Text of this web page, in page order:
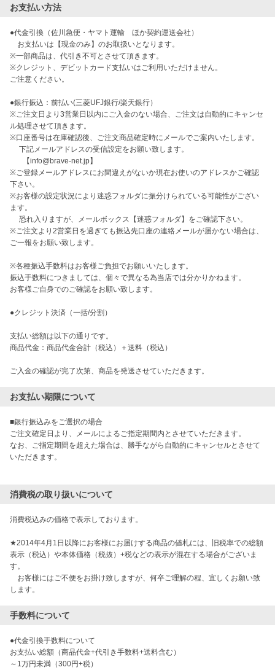
お支払い方法
●代金引換（佐川急便・ヤマト運輸　ほか契約運送会社）
お支払いは【現金のみ】のお取扱いとなります。
※一部商品は、代引き不可とさせて頂きます。
※クレジット、デビットカード支払いはご利用いただけません。
ご注意ください。
●銀行振込：前払い(三菱UFJ銀行/楽天銀行）
※ご注文日より3営業日以内にご入金のない場合、ご注文は自動的にキャンセ
ル処理させて頂きます。
※口座番号は在庫確認後、ご注文商品確定時にメールでご案内いたします。
下記メールアドレスの受信設定をお願い致します。
※ご登録メールアドレスにお間違えがないか現在お使いのアドレスかご確認
下さい。
※お客様の設定状況により迷惑フォルダに振分けられている可能性がござい
ます。
恐れ入りますが、メールボックス【迷惑フォルダ】をご確認下さい。
※ご注文より2営業日を過ぎても振込先口座の連絡メールが届かない場合は、
ご一報をお願い致します。
※各種振込手数料はお客様ご負担でお願いいたします。
振込手数料につきましては、個々で異なる為当店では分かりかねます。
お客様ご自身でのご確認をお願い致します。
●クレジット決済（一括/分割）
支払い総額は以下の通りです。
商品代金：商品代金合計（税込）＋送料（税込）
ご入金の確認が完了次第、商品を発送させていただきます。
お支払い期限について
■銀行振込みをご選択の場合
ご注文確定日より、メールによるご指定期間内とさせていただきます。
なお、ご指定期間を超えた場合は、勝手ながら自動的にキャンセルとさせて
いただきます。
消費税の取り扱いについて
消費税込みの価格で表示しております。
★2014年4月1日以降にお客様にお届けする商品の値札には、旧税率での総額
表示（税込）や本体価格（税抜）+税などの表示が混在する場合がございま
す。
お客様にはご不便をお掛け致しますが、何卒ご理解の程、宜しくお願い致
します。
手数料について
●代金引換手数料について
お支払い総額（商品代金+代引き手数料+送料含む）
～1万円未満（300円+税）